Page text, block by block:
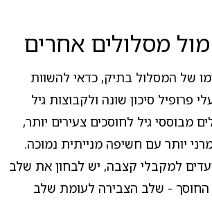
מסלולים אחרים
של המסלול בתיק, כדאי להשוות
פרופיל סיכון שונה ולקבוצות גיל
מבוססי גיל לחוסכים צעירים יותר,
יותר עם חשיפה מנייתית נמוכה.
למקבלי קצבה, יש לבחון את שלב
החוסך - שלב הצבירה לעומת שלב